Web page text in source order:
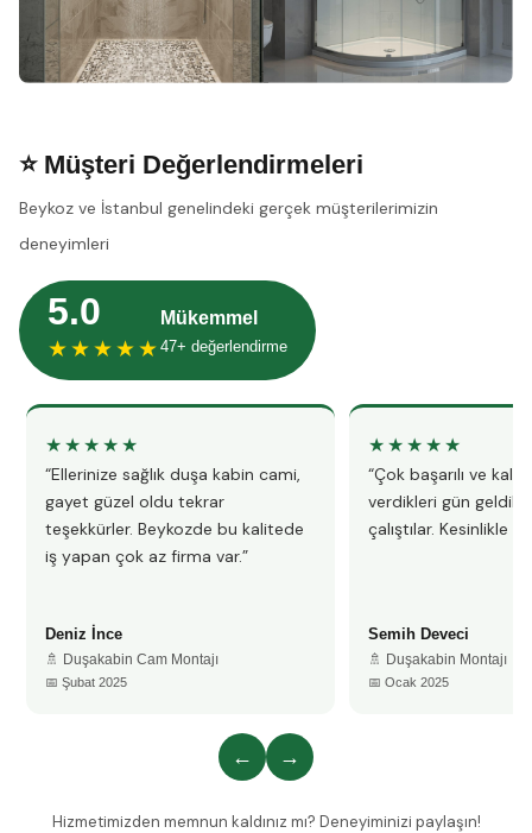
⭐ Müşteri Değerlendirmeleri
Beykoz ve İstanbul genelindeki gerçek müşterilerimizin
deneyimleri
5.0
★★★★★
Mükemmel
47+ değerlendirme
★★★★★
“Ellerinize sağlık duşa kabin cami,
gayet güzel oldu tekrar
teşekkürler. Beykozde bu kalitede
iş yapan çok az firma var.”
Deniz İnce
🚿 Duşakabin Cam Montajı
📅 Şubat 2025
★★★★★
“Çok başarılı ve
verdikleri gün
çalıştılar. Kesinlikle
Semih Deveci
🚿 Duşakabin Montajı
📅 Ocak 2025
← →
Hizmetimizden memnun kaldınız mı? Deneyiminizi paylaşın!